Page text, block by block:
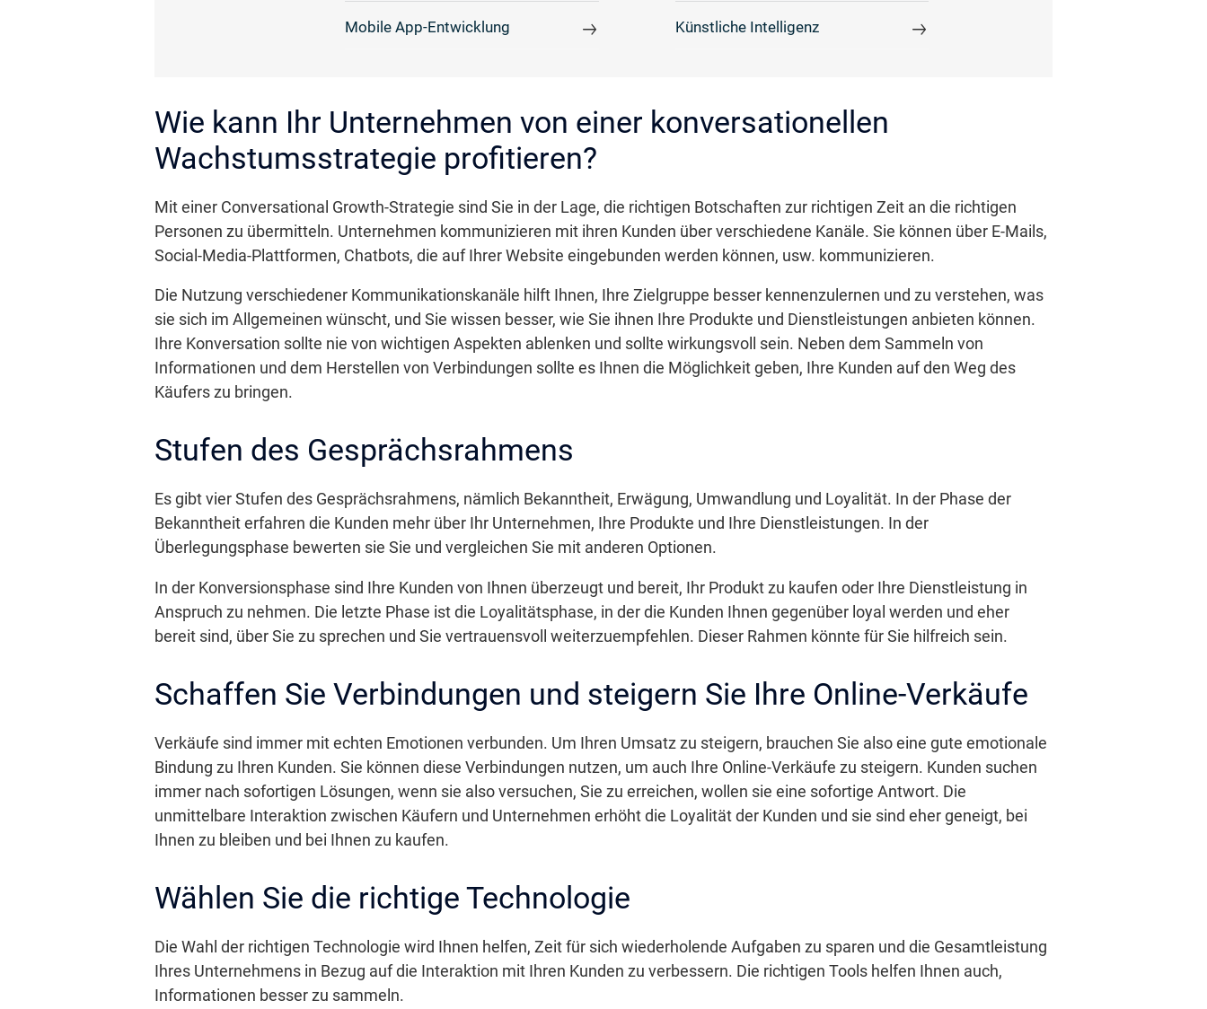
Mobile App-Entwicklung Künstliche Intelligenz
Wie kann Ihr Unternehmen von einer konversationellen
Wachstumsstrategie profitieren?
Mit einer Conversational Growth-Strategie sind Sie in der Lage, die richtigen Botschaften zur richtigen Zeit an die richtigen
Personen zu übermitteln. Unternehmen kommunizieren mit ihren Kunden über verschiedene Kanäle. Sie können über E-Mails,
Social-Media-Plattformen, Chatbots, die auf Ihrer Website eingebunden werden können, usw. kommunizieren.
Die Nutzung verschiedener Kommunikationskanäle hilft Ihnen, Ihre Zielgruppe besser kennenzulernen und zu verstehen, was
sie sich im Allgemeinen wünscht, und Sie wissen besser, wie Sie ihnen Ihre Produkte und Dienstleistungen anbieten können.
Ihre Konversation sollte nie von wichtigen Aspekten ablenken und sollte wirkungsvoll sein. Neben dem Sammeln von
Informationen und dem Herstellen von Verbindungen sollte es Ihnen die Möglichkeit geben, Ihre Kunden auf den Weg des
Käufers zu bringen.
Stufen des Gesprächsrahmens
Es gibt vier Stufen des Gesprächsrahmens, nämlich Bekanntheit, Erwägung, Umwandlung und Loyalität. In der Phase der
Bekanntheit erfahren die Kunden mehr über Ihr Unternehmen, Ihre Produkte und Ihre Dienstleistungen. In der
Überlegungsphase bewerten sie Sie und vergleichen Sie mit anderen Optionen.
In der Konversionsphase sind Ihre Kunden von Ihnen überzeugt und bereit, Ihr Produkt zu kaufen oder Ihre Dienstleistung in
Anspruch zu nehmen. Die letzte Phase ist die Loyalitätsphase, in der die Kunden Ihnen gegenüber loyal werden und eher
bereit sind, über Sie zu sprechen und Sie vertrauensvoll weiterzuempfehlen. Dieser Rahmen könnte für Sie hilfreich sein.
Schaffen Sie Verbindungen und steigern Sie Ihre Online-Verkäufe
Verkäufe sind immer mit echten Emotionen verbunden. Um Ihren Umsatz zu steigern, brauchen Sie also eine gute emotionale
Bindung zu Ihren Kunden. Sie können diese Verbindungen nutzen, um auch Ihre Online-Verkäufe zu steigern. Kunden suchen
immer nach sofortigen Lösungen, wenn sie also versuchen, Sie zu erreichen, wollen sie eine sofortige Antwort. Die
unmittelbare Interaktion zwischen Käufern und Unternehmen erhöht die Loyalität der Kunden und sie sind eher geneigt, bei
Ihnen zu bleiben und bei Ihnen zu kaufen.
Wählen Sie die richtige Technologie
Die Wahl der richtigen Technologie wird Ihnen helfen, Zeit für sich wiederholende Aufgaben zu sparen und die Gesamtleistung
Ihres Unternehmens in Bezug auf die Interaktion mit Ihren Kunden zu verbessern. Die richtigen Tools helfen Ihnen auch,
Informationen besser zu sammeln.